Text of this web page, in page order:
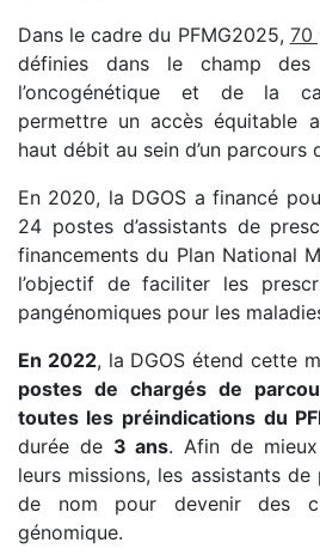
Dans le cadre du PFMG2025, 70
définies dans le champ des
l’oncogénétique et de la
permettre un accès équitable
haut débit au sein d’un parcours
En 2020, la DGOS a financé
24 postes d’assistants de
financements du Plan National
l’objectif de faciliter les
pangénomiques pour les
En 2022, la DGOS étend cette
postes de chargés de
toutes les préindications du
durée de 3 ans. Afin de mieux
leurs missions, les assistants
de nom pour devenir des
génomique.